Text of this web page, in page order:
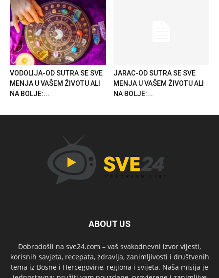
VODOLIJA-OD SUTRA SE SVE
MENJA U VAŠEM ŽIVOTU ALI
NA BOLJE:...
JARAC-OD SUTRA SE SVE
MENJA U VAŠEM ŽIVOTU ALI
NA BOLJE:...
ABOUT US
Dobrodošli na sve24.com – vaš svakodnevni izvor vijesti,
korisnih savjeta, recepata, zdravlja, zanimljivosti i društvenih
tema iz Bosne i Hercegovine, regiona i svijeta. Naša misija je